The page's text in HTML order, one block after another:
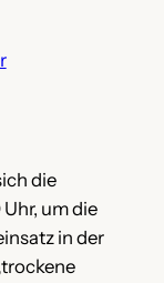
die
um die
in der